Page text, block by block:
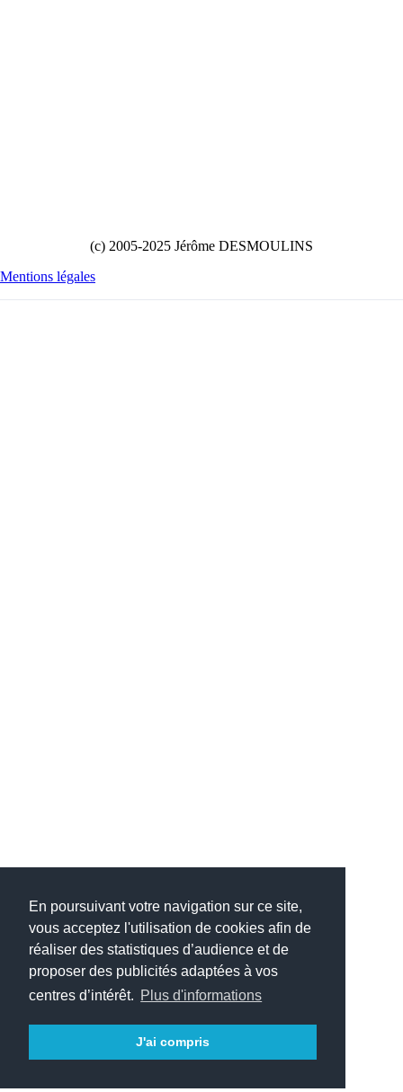
En poursuivant votre navigation sur ce site,
vous acceptez l'utilisation de cookies afin de
réaliser des statistiques d’audience et de
proposer des publicités adaptées à vos
centres d’intérêt. Plus d'informations
J'ai compris
(c) 2005-2025 Jérôme DESMOULINS
Mentions légales